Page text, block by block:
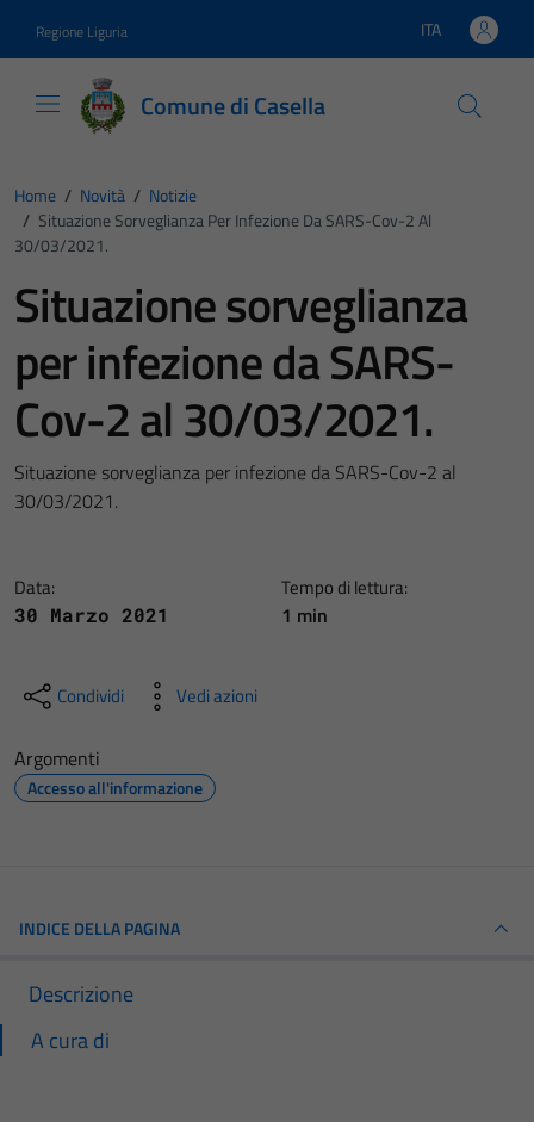
Regione Liguria Lingua attiva:
ITA
Comune di Casella
Home / Novità / Notizie
/ Situazione Sorveglianza Per Infezione Da SARS-Cov-2 Al
30/03/2021.
Situazione sorveglianza
per infezione da SARS-
Cov-2 al 30/03/2021.
Situazione sorveglianza per infezione da SARS-Cov-2 al
30/03/2021.
Data:
30 Marzo 2021
Tempo di lettura:
1 min
Condividi Vedi azioni
Argomenti
Accesso all'informazione
INDICE DELLA PAGINA
Descrizione
A cura di